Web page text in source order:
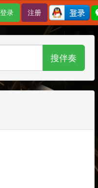
登录 注册
搜伴奏